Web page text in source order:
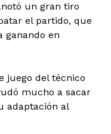
un gran tiro
el partido, que
ganando en
juego del técnico
mucho a sacar
adaptación al